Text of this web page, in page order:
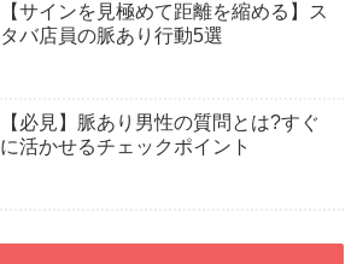
【サインを見極めて距離を縮める】ス
タバ店員の脈あり行動5選
【必見】脈あり男性の質問とは?すぐ
に活かせるチェックポイント